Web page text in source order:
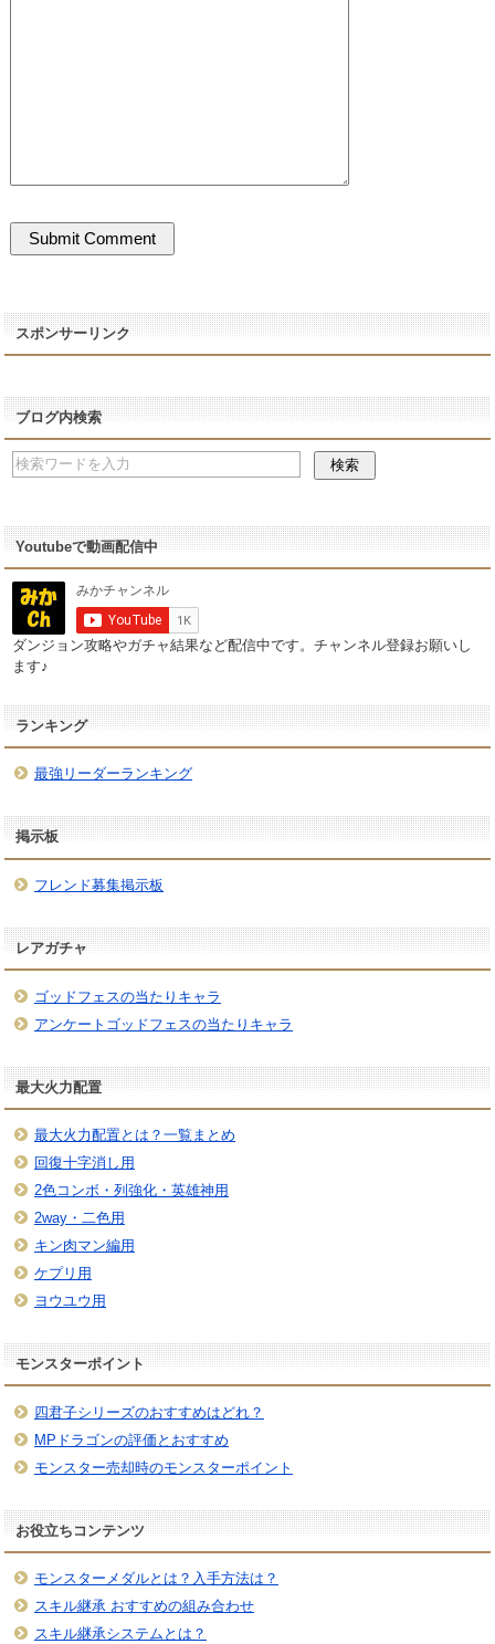
スポンサーリンク
ブログ内検索
Youtubeで動画配信中
ダンジョン攻略やガチャ結果など配信中です。チャンネル登録お願いし
ます♪
ランキング
最強リーダーランキング
掲示板
フレンド募集掲示板
レアガチャ
ゴッドフェスの当たりキャラ
アンケートゴッドフェスの当たりキャラ
最大火力配置
最大火力配置とは？一覧まとめ
回復十字消し用
2色コンボ・列強化・英雄神用
2way・二色用
キン肉マン編用
ケプリ用
ヨウユウ用
モンスターポイント
四君子シリーズのおすすめはどれ？
MPドラゴンの評価とおすすめ
モンスター売却時のモンスターポイント
お役立ちコンテンツ
モンスターメダルとは？入手方法は？
スキル継承 おすすめの組み合わせ
スキル継承システムとは？